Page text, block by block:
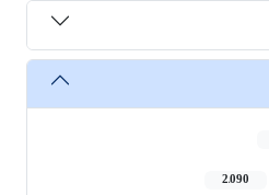
2,090